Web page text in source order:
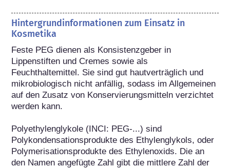
Hintergrundinformationen zum Einsatz in
Kosmetika
Feste PEG dienen als Konsistenzgeber in
Lippenstiften und Cremes sowie als
Feuchthaltemittel. Sie sind gut hautverträglich und
mikrobiologisch nicht anfällig, sodass im Allgemeinen
auf den Zusatz von Konservierungsmitteln verzichtet
werden kann.
Polyethylenglykole (INCI: PEG-...) sind
Polykondensationsprodukte des Ethylenglykols, oder
Polymerisationsprodukte des Ethylenoxids. Die an
den Namen angefügte Zahl gibt die mittlere Zahl der